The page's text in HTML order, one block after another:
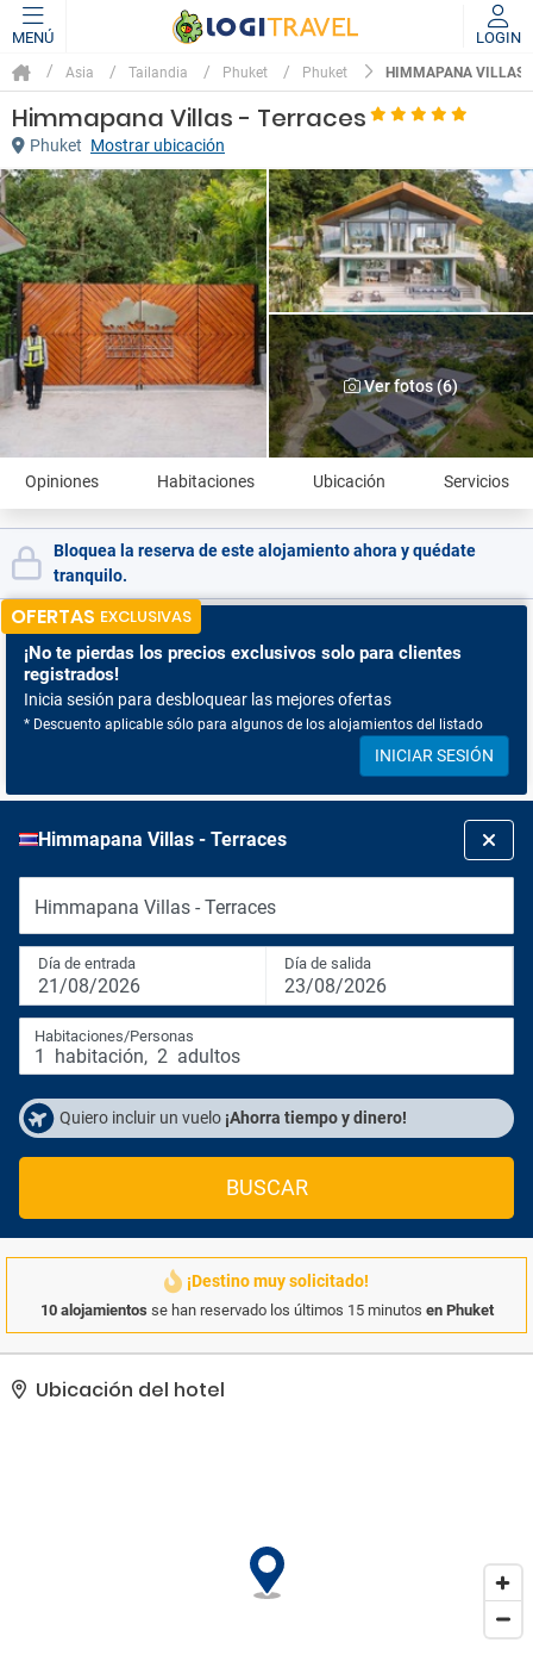
MENÚ LOGIN
Asia Tailandia Phuket Phuket HIMMAPANA VILLAS
Himmapana Villas - Terraces
Phuket Mostrar ubicación
Ver fotos (6)
Opiniones Habitaciones Ubicación Servicios
Bloquea la reserva de este alojamiento ahora y quédate
tranquilo.
OFERTAS EXCLUSIVAS
¡No te pierdas los precios exclusivos solo para clientes
registrados!
Inicia sesión para desbloquear las mejores ofertas
* Descuento aplicable sólo para algunos de los alojamientos del listado
INICIAR SESIÓN
Himmapana Villas - Terraces
Himmapana Villas - Terraces
Día de entrada
21/08/2026
Día de salida
23/08/2026
Habitaciones/Personas
1 habitación, 2 adultos
Quiero incluir un vuelo ¡Ahorra tiempo y dinero!
BUSCAR
¡Destino muy solicitado!
10 alojamientos se han reservado los últimos 15 minutos en Phuket
Ubicación del hotel